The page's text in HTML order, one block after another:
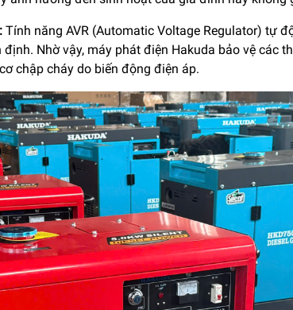
Tính năng AVR (Automatic Voltage Regulator) tự
Nhờ vậy, máy phát điện Hakuda bảo vệ các
chập cháy do biến động điện áp.